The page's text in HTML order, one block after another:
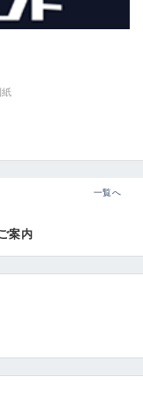
一覧へ
案内